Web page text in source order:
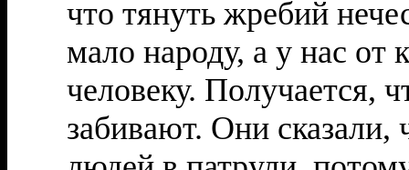
что тянуть жребий
мало народу, а у нас от
человеку. Получается,
забивают. Они